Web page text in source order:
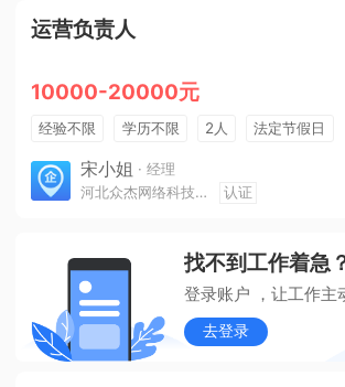
运营负责人
10000-20000元
经验不限 学历不限 2人
法定节假日
休假制度
销售奖金
年终奖金
宋小姐 · 经理
河北众杰网络科技有限公司
认证
找不到工作着急
登录账户 ，让工作主
去登录